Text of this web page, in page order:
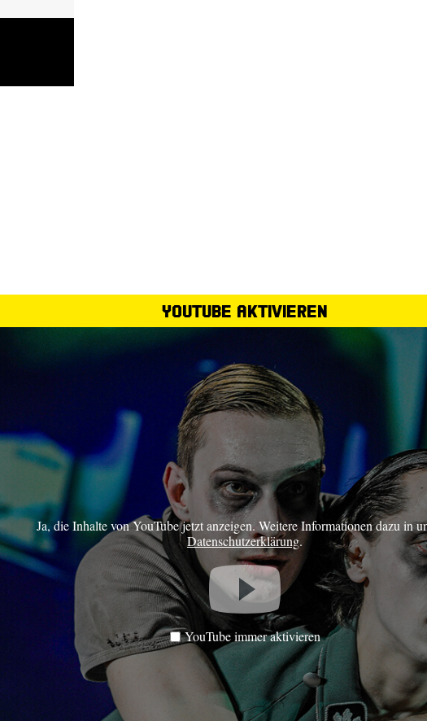
YouTube aktivieren
Ja, die Inhalte von YouTube jetzt anzeigen. Weitere Informationen dazu in
Datenschutzerklärung.
YouTube immer aktivieren